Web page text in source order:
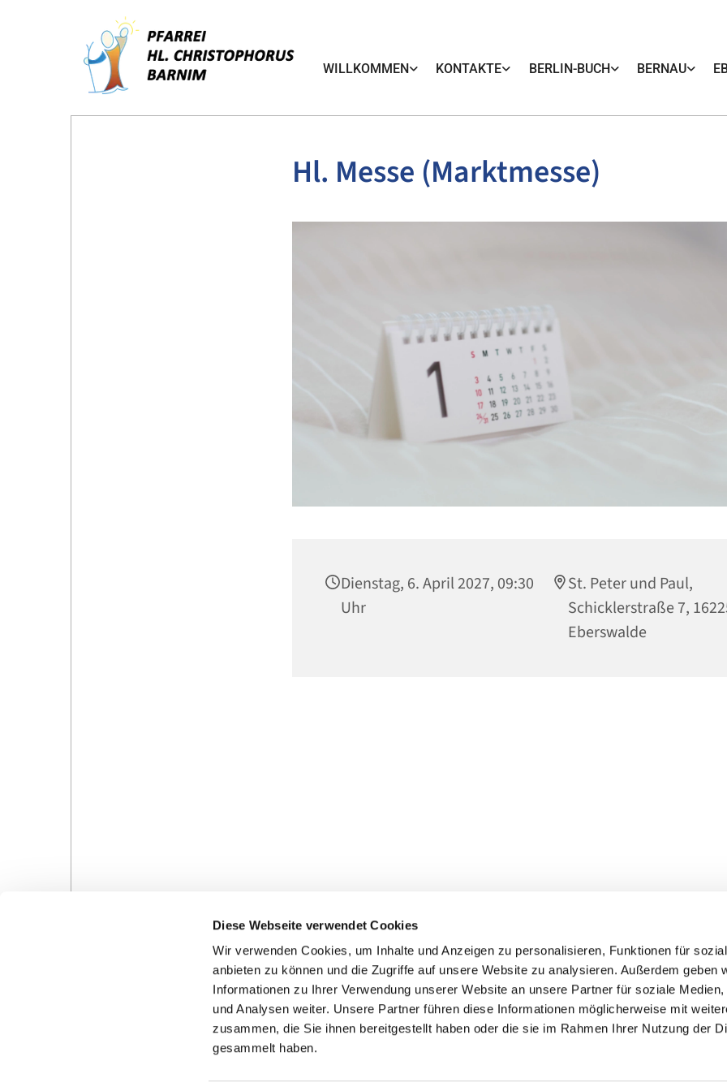
Diese Webseite verwendet Cookies
Wir verwenden Cookies, um Inhalte und Anzeigen zu personalisieren, Funktionen für
anbieten zu können und die Zugriffe auf unsere Website zu analysieren. Außerdem geben
Informationen zu Ihrer Verwendung unserer Website an unsere Partner für soziale Medien,
und Analysen weiter. Unsere Partner führen diese Informationen möglicherweise mit
zusammen, die Sie ihnen bereitgestellt haben oder die sie im Rahmen Ihrer Nutzung der
gesammelt haben.
WILLKOMMEN KONTAKTE BERLIN-BUCH BERNAU
Hl. Messe (Marktmesse)
Dienstag, 6. April 2027, 09:30
Uhr
St. Peter und Paul,
Schicklerstraße 7,
Eberswalde
Veranstaltungen in der
Pfarrei
Kontakte
Ansprechpersonen zum Schutz vor
sexualisierter Gewalt